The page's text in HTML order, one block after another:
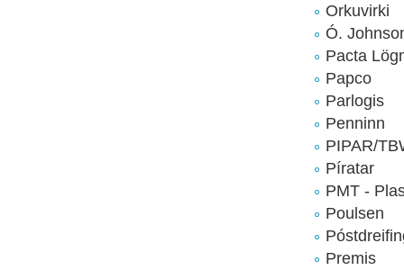
Orkuvirki
Ó.
Pacta
Papco
Parlogis
Penninn
PIPAR/
Píratar
PMT -
Poulsen
Premis